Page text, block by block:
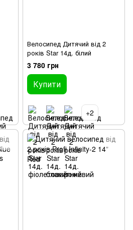
Велосипед Дитячий від 2
років Star 14д. білий
3 780 грн
Купити
+2